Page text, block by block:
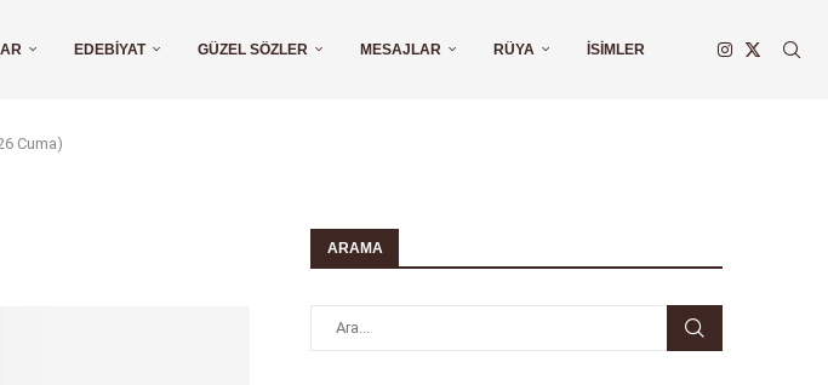
EDEBIYAT GÜZEL SÖZLER MESAJLAR RÜYA İSIMLER
Cuma)
ARAMA